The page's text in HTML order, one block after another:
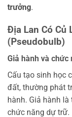
trưởng.
Địa Lan Có Củ
(Pseudobulb)
Giả hành và chức
Cấu tạo sinh học
đất, thường phát
hành. Giả hành
chức năng dự trữ.